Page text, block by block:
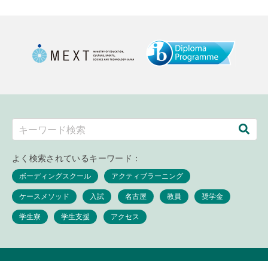
よく検索されているキーワード：